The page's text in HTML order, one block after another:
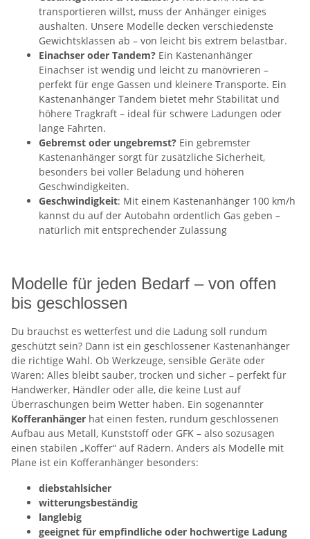
transportieren willst, muss der Anhänger einiges
aushalten. Unsere Modelle decken verschiedenste
Gewichtsklassen ab – von leicht bis extrem belastbar.
Einachser oder Tandem? Ein Kastenanhänger
Einachser ist wendig und leicht zu manövrieren –
perfekt für enge Gassen und kleinere Transporte. Ein
Kastenanhänger Tandem bietet mehr Stabilität und
höhere Tragkraft – ideal für schwere Ladungen oder
lange Fahrten.
Gebremst oder ungebremst? Ein gebremster
Kastenanhänger sorgt für zusätzliche Sicherheit,
besonders bei voller Beladung und höheren
Geschwindigkeiten.
Geschwindigkeit: Mit einem Kastenanhänger 100 km/h
kannst du auf der Autobahn ordentlich Gas geben –
natürlich mit entsprechender Zulassung
Modelle für jeden Bedarf – von offen
bis geschlossen
Du brauchst es wetterfest und die Ladung soll rundum
geschützt sein? Dann ist ein geschlossener Kastenanhänger
die richtige Wahl. Ob Werkzeuge, sensible Geräte oder
Waren: Alles bleibt sauber, trocken und sicher – perfekt für
Handwerker, Händler oder alle, die keine Lust auf
Überraschungen beim Wetter haben. Ein sogenannter
Kofferanhänger hat einen festen, rundum geschlossenen
Aufbau aus Metall, Kunststoff oder GFK – also sozusagen
einen stabilen „Koffer“ auf Rädern. Anders als Modelle mit
Plane ist ein Kofferanhänger besonders:
diebstahlsicher
witterungsbeständig
langlebig
geeignet für empfindliche oder hochwertige Ladung